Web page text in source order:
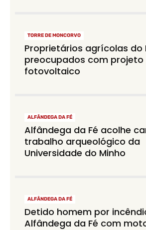
TORRE DE MONCORVO
Proprietários agrícolas do
preocupados com projeto
fotovoltaico
ALFÂNDEGA DA FÉ
Alfândega da Fé acolhe
trabalho arqueológico da
Universidade do Minho
ALFÂNDEGA DA FÉ
Detido homem por
Alfândega da Fé com